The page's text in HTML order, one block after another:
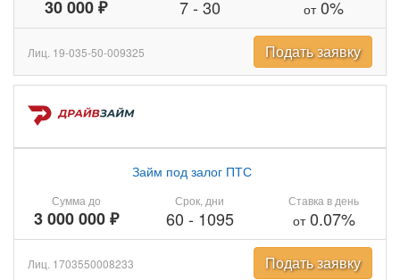
30 000 ₽ 7- 30 от0%
Лиц. 19-035-50-009325 Подать заявку
Сумма до
3 000 000 ₽
Займ под залог ПТС
Срок, дни
60 - 1095
Ставка в день
от0.07%
Лиц. 1703550008233 Подать заявку